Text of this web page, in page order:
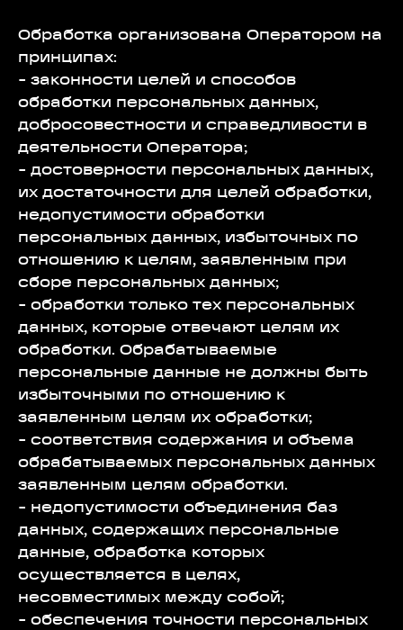
Обработка организована Оператором на
принципах:
- законности целей и способов
обработки персональных данных,
добросовестности и справедливости в
деятельности Оператора;
- достоверности персональных данных,
их достаточности для целей обработки,
недопустимости обработки
персональных данных, избыточных по
отношению к целям, заявленным при
сборе персональных данных;
- обработки только тех персональных
данных, которые отвечают целям их
обработки. Обрабатываемые
персональные данные не должны быть
избыточными по отношению к
заявленным целям их обработки;
- соответствия содержания и объема
обрабатываемых персональных данных
заявленным целям обработки.
- недопустимости объединения баз
данных, содержащих персональные
данные, обработка которых
осуществляется в целях,
несовместимых между собой;
- обеспечения точности персональных